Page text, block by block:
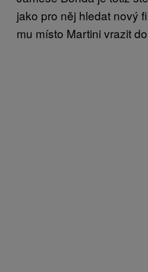
jako pro něj hledat nový
mu místo Martini vrazit